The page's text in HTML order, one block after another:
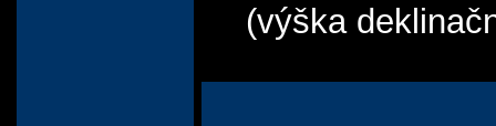
(výška